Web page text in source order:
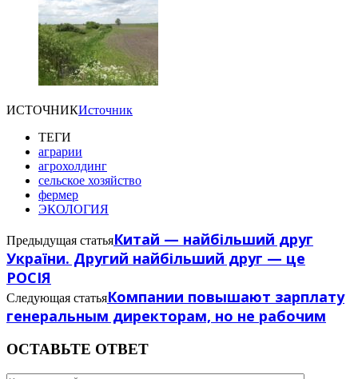
ИСТОЧНИКИсточник
ТЕГИ
аграрии
агрохолдинг
сельское хозяйство
фермер
ЭКОЛОГИЯ
Предыдущая статьяКитай — найбільший друг
України. Другий найбільший друг — це
РОСІЯ
Следующая статьяКомпании повышают зарплату
генеральным директорам, но не рабочим
ОСТАВЬТЕ ОТВЕТ